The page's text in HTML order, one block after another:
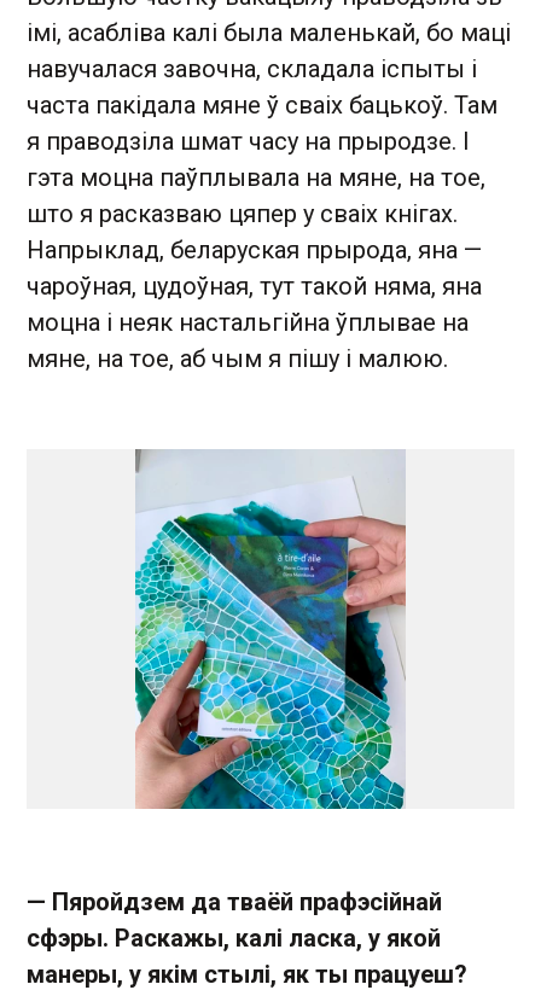
імі, асабліва калі была маленькай, бо маці
навучалася завочна, складала іспыты і
часта пакідала мяне ў сваіх бацькоў. Там
я праводзіла шмат часу на прыродзе. І
гэта моцна паўплывала на мяне, на тое,
што я расказваю цяпер у сваіх кнігах.
Напрыклад, беларуская прырода, яна —
чароўная, цудоўная, тут такой няма, яна
моцна і неяк настальгійна ўплывае на
мяне, на тое, аб чым я пішу і малюю.
— Пяройдзем да тваёй прафэсійнай
сфэры. Раскажы, калі ласка, у якой
манеры, у якім стылі, як ты працуеш?